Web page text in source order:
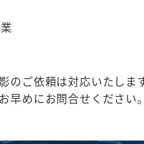
のご依頼は対応いたしま
早めにお問合せください